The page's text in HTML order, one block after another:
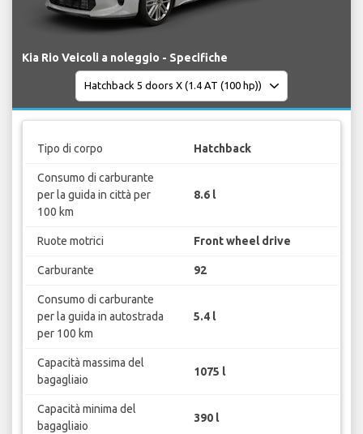
Kia Rio Veicoli a noleggio - Specifiche
Tipo di corpo Hatchback
Consumo di carburante
per la guida in città per
100 km
8.6 l
Ruote motrici Front wheel drive
Carburante 92
Consumo di carburante
per la guida in autostrada
per 100 km
5.4 l
Capacità massima del
bagagliaio
1075 l
Capacità minima del
bagagliaio
390 l